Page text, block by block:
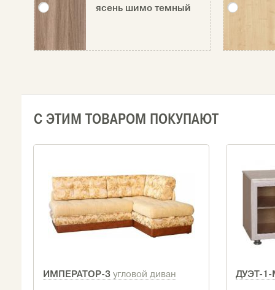
ясень шимо темный
С ЭТИМ ТОВАРОМ ПОКУПАЮТ
ИМПЕРАТОР-3 угловой диван ДУЭТ-